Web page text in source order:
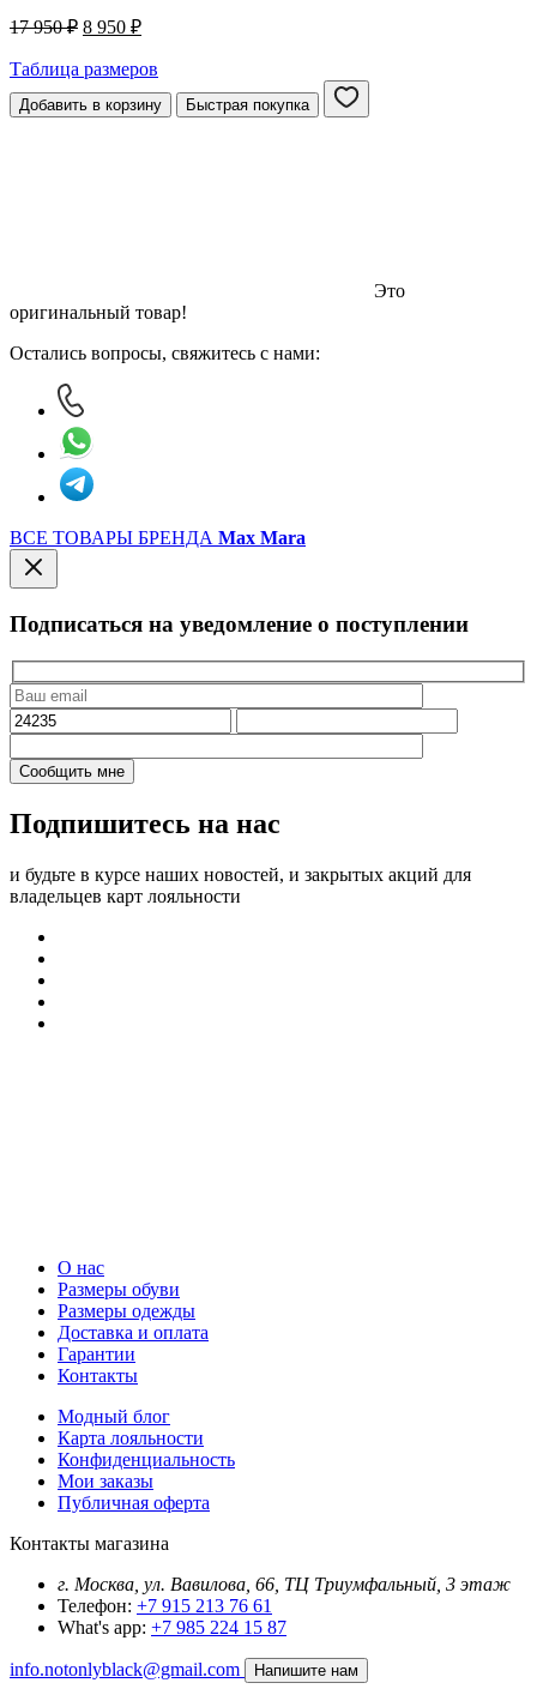
17 950₽ Первоначальная
составляла
950 ₽.
8 950 ₽Текущая
8
950 ₽.
Таблица размеров
Добавить в корзину Быстрая покупка
Это
оригинальный товар!
Остались вопросы, свяжитесь с нами:
ВСЕ ТОВАРЫ БРЕНДА Max Mara
Подписаться на уведомление о поступлении
Подпишитесь на нас
и будьте в курсе наших новостей, и закрытых акций для
владельцев карт лояльности
О нас
Размеры обуви
Размеры одежды
Доставка и оплата
Гарантии
Контакты
Модный блог
Карта лояльности
Конфиденциальность
Мои заказы
Публичная оферта
Контакты магазина
г. Москва, ул. Вавилова, 66, ТЦ Триумфальный, 3 этаж
Телефон: +7 915 213 76 61
What's app: +7 985 224 15 87
info.notonlyblack@gmail.com Напишите нам